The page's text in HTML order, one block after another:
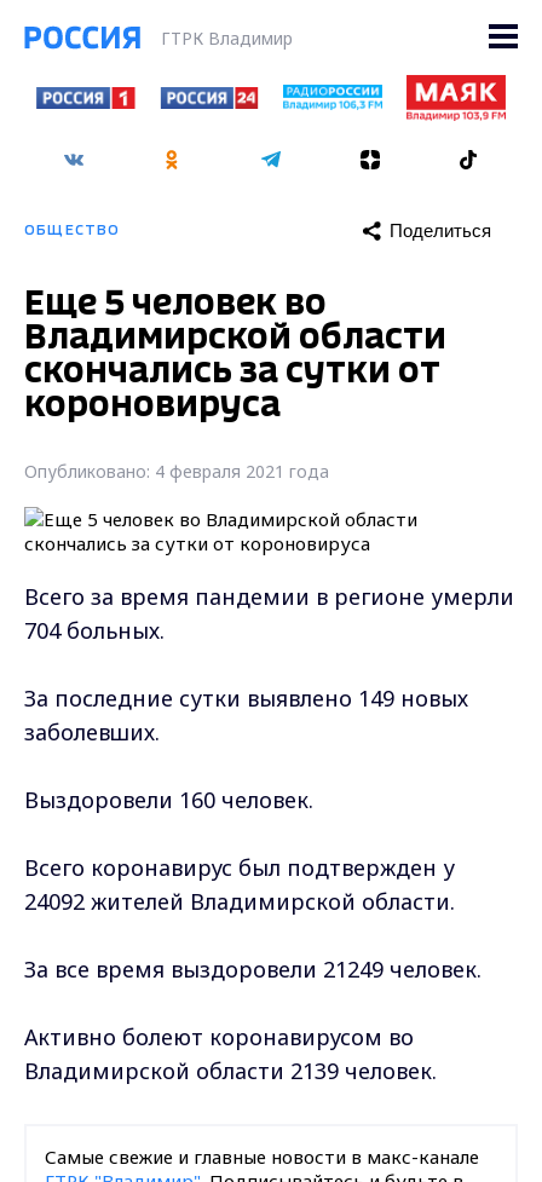
ГТРК Владимир
ОБЩЕСТВО Поделиться
Еще 5 человек во
Владимирской области
скончались за сутки от
короновируса
Опубликовано: 4 февраля 2021 года
Всего за время пандемии в регионе умерли
704 больных.
За последние сутки выявлено 149 новых
заболевших.
Выздоровели 160 человек.
Всего коронавирус был подтвержден у
24092 жителей Владимирской области.
За все время выздоровели 21249 человек.
Активно болеют коронавирусом во
Владимирской области 2139 человек.
Самые свежие и главные новости в макс-канале